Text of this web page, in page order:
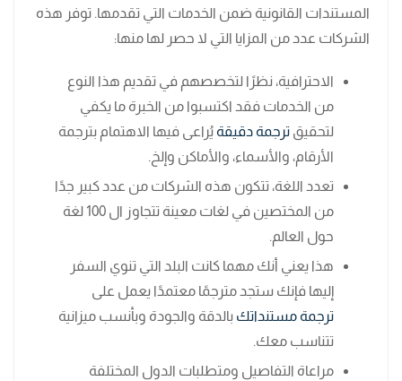
المستندات القانونية ضمن الخدمات التي تقدمها. توفر هذه
الشركات عدد من المزايا التي لا حصر لها منها:
الاحترافية، نظرًا لتخصصهم في تقديم هذا النوع
من الخدمات فقد اكتسبوا من الخبرة ما يكفي
لتحقيق ترجمة دقيقة يُراعى فيها الاهتمام بترجمة
الأرقام، والأسماء، والأماكن وإلخ.
تعدد اللغة، تتكون هذه الشركات من عدد كبير جدًا
من المختصين في لغات معينة تتجاوز ال 100 لغة
حول العالم.
هذا يعني أنك مهما كانت البلد التي تنوي السفر
إليها فإنك ستجد مترجمًا معتمدًا يعمل على
ترجمة مستنداتك بالدقة والجودة وبأنسب ميزانية
تتناسب معك.
مراعاة التفاصيل ومتطلبات الدول المختلفة